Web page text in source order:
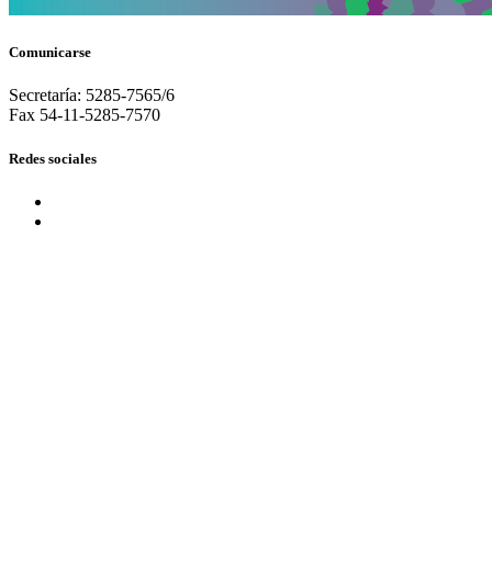
Comunicarse
Secretaría: 5285-7565/6
Fax 54-11-5285-7570
Redes sociales